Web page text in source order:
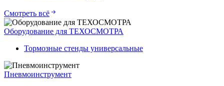
Смотреть всё
Оборудование для ТЕХОСМОТРА
Тормозные стенды универсальные
Пневмоинструмент